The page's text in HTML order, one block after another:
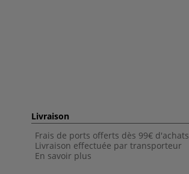
Livraison
Frais de ports offerts dès 99€ d'achats
Livraison effectuée par transporteur
En savoir plus